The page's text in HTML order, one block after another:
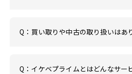
Q：買い取りや中古の取り扱いはあ
Q：イケベプライムとはどんなサー